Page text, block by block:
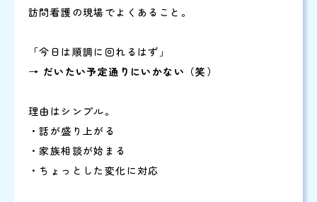
訪問看護の現場でよくあること。
「今日は順調に回れるはず」
→ だいたい予定通りにいかない（笑）
理由はシンプル。
・話が盛り上がる
・家族相談が始まる
・ちょっとした変化に対応